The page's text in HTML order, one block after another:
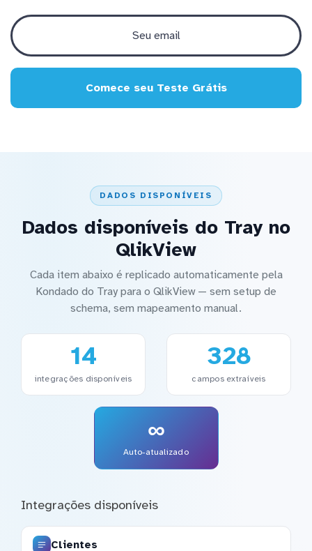
Comece seu Teste Grátis
DADOS DISPONÍVEIS
Dados disponíveis do Tray no
QlikView
Cada item abaixo é replicado automaticamente pela
Kondado do Tray para o QlikView — sem setup de
schema, sem mapeamento manual.
14
integrações disponíveis
328
campos extraíveis
∞
Auto-atualizado
Integrações disponíveis
Clientes